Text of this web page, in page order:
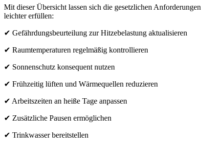
Mit dieser Übersicht lassen sich die gesetzlichen Anforderungen
leichter erfüllen:
✔ Gefährdungsbeurteilung zur Hitzebelastung aktualisieren
✔ Raumtemperaturen regelmäßig kontrollieren
✔ Sonnenschutz konsequent nutzen
✔ Frühzeitig lüften und Wärmequellen reduzieren
✔ Arbeitszeiten an heiße Tage anpassen
✔ Zusätzliche Pausen ermöglichen
✔ Trinkwasser bereitstellen